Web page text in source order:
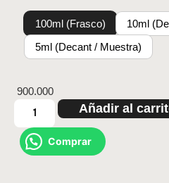
100ml (Frasco)
10ml
5ml (Decant / Muestra)
900.000
Añadir al
Comprar